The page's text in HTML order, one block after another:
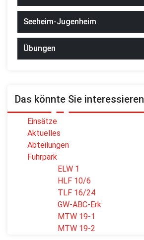
Seeheim-Jugenheim
Übungen
Das könnte Sie interessieren
Einsätze
Aktuelles
Abteilungen
Fuhrpark
ELW 1
HLF 10/6
TLF 16/24
GW-ABC-Erk
MTW 19-1
MTW 19-2